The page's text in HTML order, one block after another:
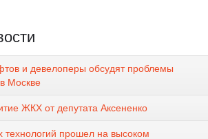
и девелоперы обсудят проблемы
Москве
ЖКХ от депутата Аксененко
технологий прошел на высоком